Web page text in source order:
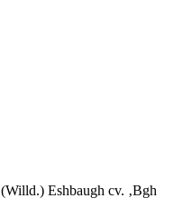
(Willd.) Eshbaugh cv. ‚Bgh